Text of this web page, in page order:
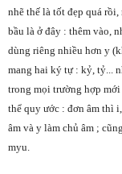
nhẽ thế là tốt đẹp quá
bầu là ở đây : thêm vào,
dùng riêng nhiều hơn y
mang hai ký tự : kỷ, tỷ...
trong mọi trường hợp
thể quy ước : đơn âm thì
âm và y làm chủ âm ;
myu.